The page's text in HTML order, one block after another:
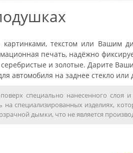
текстом или Вашим
печать, надёжно
и золотые. Дарите
автомобиля на заднее стекло
специально нанесенного слоя
специализированных изделиях,
дымки, что не является